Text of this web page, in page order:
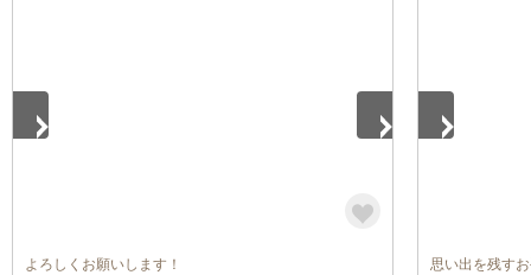
よろしくお願いします！ 思い出を残す